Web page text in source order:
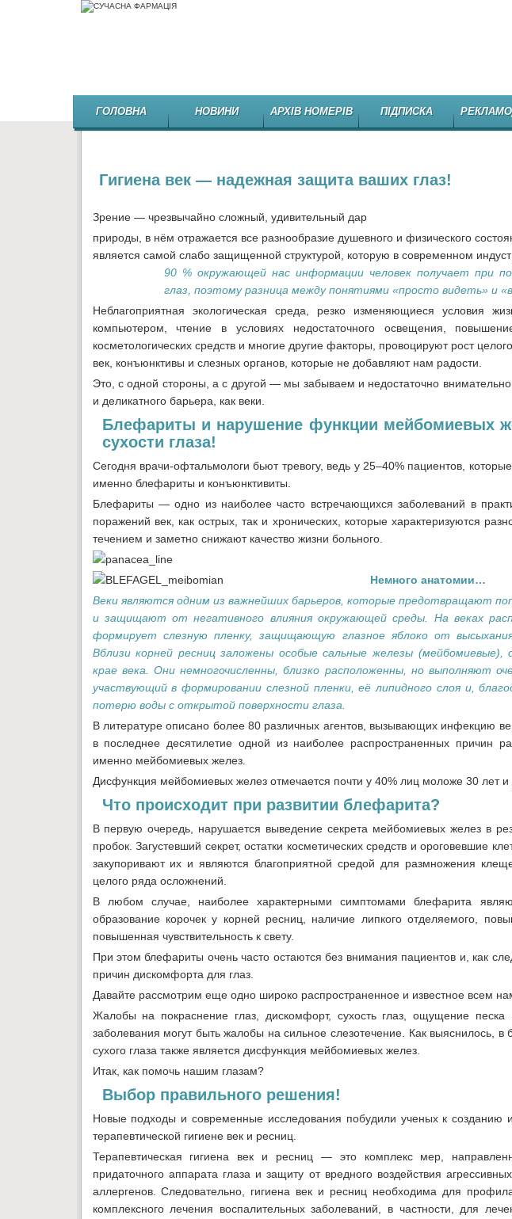
ГОЛОВНА НОВИНИ АРХІВ НОМЕРІВ ПІДПИСКА
Гигиена век — надежная защита ваших глаз!
Зрение — чрезвычайно сложный, удивительный дар
природы, в нём отражается все разнообразие душевного и физического
является самой слабо защищенной структурой, которую в современном
90 % окружающей нас информации человек получает при
глаз, поэтому разница между понятиями «просто видеть» и
Неблагоприятная экологическая среда, резко изменяющиеся условия
компьютером, чтение в условиях недостаточного освещения,
косметологических средств и многие другие факторы, провоцируют рост
век, конъюнктивы и слезных органов, которые не добавляют нам радости.
Это, с одной стороны, а с другой — мы забываем и недостаточно внимательно
и деликатного барьера, как веки.
Блефариты и нарушение функции мейбомиевых
сухости глаза!
Сегодня врачи-офтальмологи бьют тревогу, ведь у 25–40% пациентов,
именно блефариты и конъюнктивиты.
Блефариты — одно из наиболее часто встречающихся заболеваний в
поражений век, как острых, так и хронических, которые характеризуются
течением и заметно снижают качество жизни больного.
Немного анатомии…
Веки являются одним из важнейших барьеров, которые предотвращают
и защищают от негативного влия­ния окружающей среды. На веках
формирует слезную пленку, защищающую глазное яблоко от
Вблизи корней ресниц заложены особые сальные железы
крае века. Они немногочисленны, близко расположенны, но выполняют
участвующий в формировании слезной пленки, её липидного слоя и,
потерю воды с открытой поверхности глаза.
В литературе описано более 80 различных агентов, вызывающих инфекцию
в последнее десятилетие одной из наиболее распространенных причин
именно мейбомиевых желез.
Дисфункция мейбомиевых желез отмечается почти у 40% лиц моложе 30 лет
Что происходит при развитии блефарита?
В первую очередь, нарушается выведение секрета мейбомиевых желез в
пробок. Загустевший секрет, остатки косметических средств и ороговевшие
закупоривают их и являются благоприятной средой для размножения
целого ряда осложнений.
В любом случае, наиболее характерными симптомами блефарита
образование корочек у корней ресниц, наличие липкого отделяемого,
повышенная чувствительность к свету.
При этом блефариты очень часто остаются без внимания пациентов и, как
причин дискомфорта для глаз.
Давайте рассмотрим еще одно широко распространенное и известное всем
Жалобы на покраснение глаз, дискомфорт, сухость глаз, ощущение песка
заболевания могут быть жалобы на сильное слезотечение. Как выяснилось,
сухого глаза также является дисфункция мейбомиевых желез.
Итак, как помочь нашим глазам?
Выбор правильного решения!
Новые подходы и современные исследования побудили ученых к созданию
терапевтической гигиене век и ресниц.
Терапевтическая гигиена век и ресниц — это комплекс мер,
придаточного аппарата глаза и защиту от вредного воздействия
аллергенов. Следовательно, гигиена век и ресниц необходима для
комплексного лечения воспалительных заболеваний, в частности, для